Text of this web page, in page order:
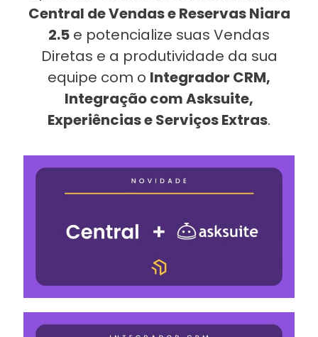
Central de Vendas e Reservas Niara
2.5 e potencialize suas Vendas
Diretas e a produtividade da sua
equipe com o Integrador CRM,
Integração com Asksuite,
Experiências e Serviços Extras.